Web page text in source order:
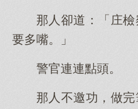
那人卻道：「庄
要多嘴。」
警官連連點頭。
那人不邀功，做